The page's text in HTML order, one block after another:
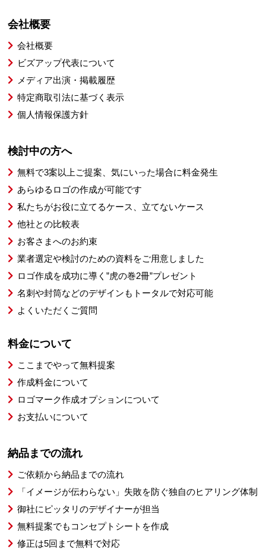
会社概要
会社概要
ビズアップ代表について
メディア出演・掲載履歴
特定商取引法に基づく表示
個人情報保護方針
検討中の方へ
無料で3案以上ご提案、気にいった場合に料金発生
あらゆるロゴの作成が可能です
私たちがお役に立てるケース、立てないケース
他社との比較表
お客さまへのお約束
業者選定や検討のための資料をご用意しました
ロゴ作成を成功に導く”虎の巻2冊”プレゼント
名刺や封筒などのデザインもトータルで対応可能
よくいただくご質問
料金について
ここまでやって無料提案
作成料金について
ロゴマーク作成オプションについて
お支払いについて
納品までの流れ
ご依頼から納品までの流れ
「イメージが伝わらない」失敗を防ぐ独自のヒアリング体制
御社にピッタリのデザイナーが担当
無料提案でもコンセプトシートを作成
修正は5回まで無料で対応